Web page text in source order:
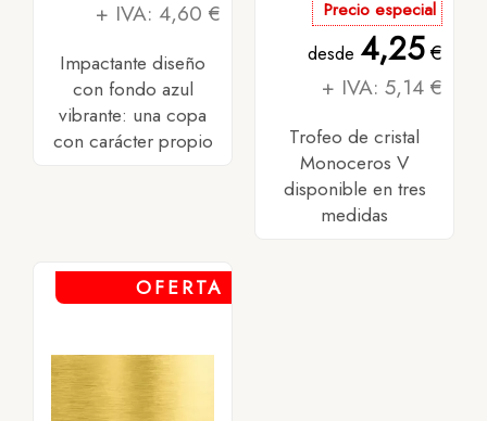
+ IVA: 4,60 €
Impactante diseño
con fondo azul
vibrante: una copa
con carácter propio
Precio especial
desde 4,25€
+ IVA: 5,14 €
Trofeo de cristal
Monoceros V
disponible en tres
medidas
OFERTA